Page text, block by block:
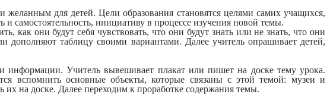
для детей. Цели образования становятся целями самих учащихся,
самостоятельность, инициативу в процессе изучения новой темы.
как они будут себя чувствовать, что они будут знать или не знать, что они
таблицу своими вариантами. Далее учитель опрашивает детей,
информации. Учитель вывешивает плакат или пишет на доске тему урока.
вспомнить основные объекты, которые связаны с этой темой: музеи и
их на доске. Далее переходим к проработке содержания темы.